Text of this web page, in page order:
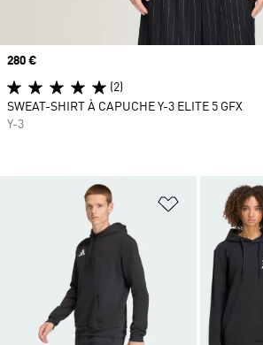
Ajouter à la
Prix
280 €
(2)
SWEAT-SHIRT À CAPUCHE Y-3 ELITE 5 GFX
Y-3